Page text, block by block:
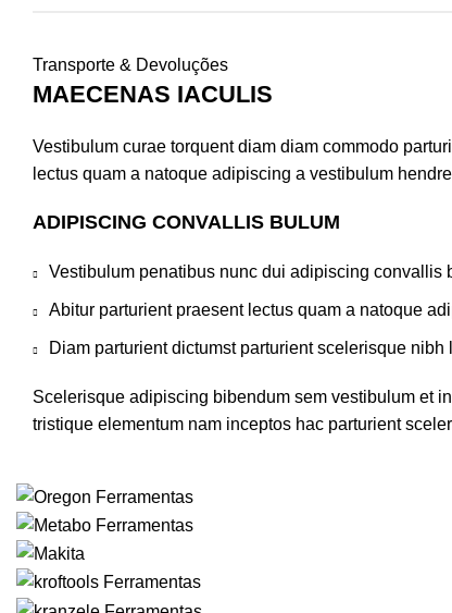
Transporte & Devoluções
MAECENAS IACULIS
Vestibulum curae torquent diam diam commodo
lectus quam a natoque adipiscing a vestibulum
ADIPISCING CONVALLIS BULUM
Vestibulum penatibus nunc dui adipiscing convallis
Abitur parturient praesent lectus quam a natoque
Diam parturient dictumst parturient scelerisque nibh
Scelerisque adipiscing bibendum sem vestibulum et
tristique elementum nam inceptos hac parturient